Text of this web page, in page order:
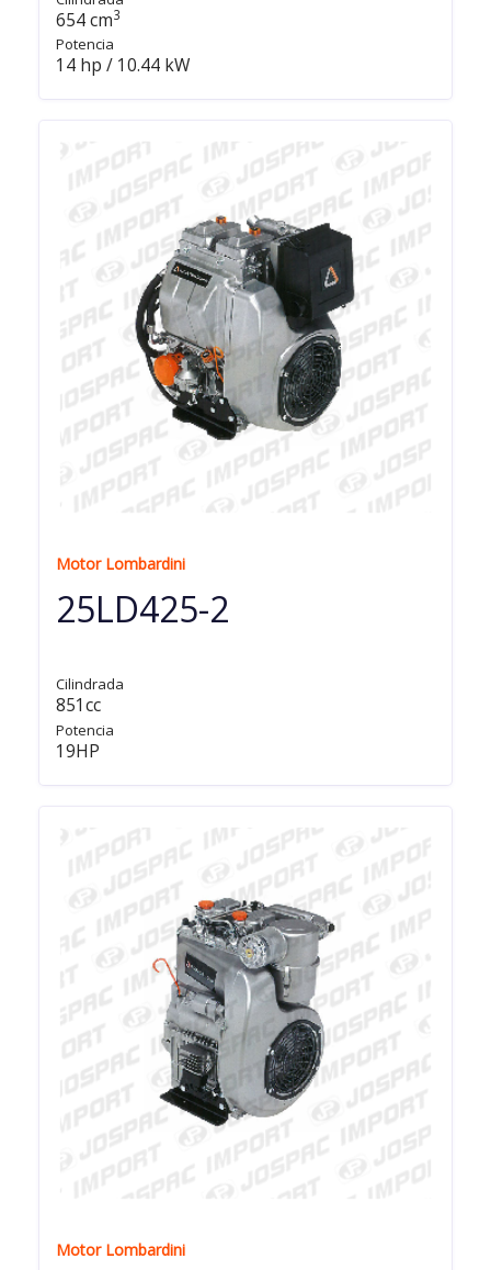
654 cm3
Potencia
14 hp / 10.44 kW
Motor Lombardini
25LD425-2
Cilindrada
851cc
Potencia
19HP
Motor Lombardini